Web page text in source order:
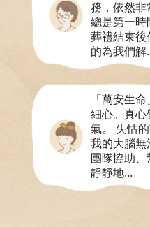
務，依然非
總是第一時
葬禮結束後
的為我們解
「萬安生
細心。真心
氣。 失怙
我的大腦無
團隊協助
靜靜地...